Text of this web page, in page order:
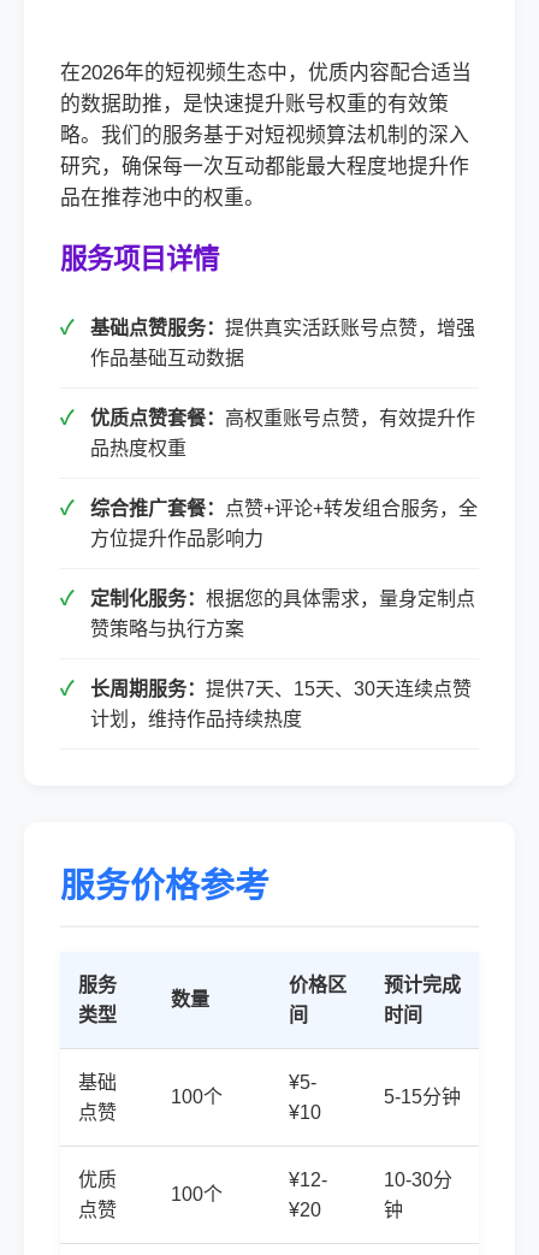
在2026年的短视频生态中，优质内容配合适当
的数据助推，是快速提升账号权重的有效策
略。我们的服务基于对短视频算法机制的深入
研究，确保每一次互动都能最大程度地提升作
品在推荐池中的权重。
服务项目详情
基础点赞服务： 提供真实活跃账号点赞，增强
作品基础互动数据
优质点赞套餐： 高权重账号点赞，有效提升作
品热度权重
综合推广套餐：
点赞+评论+转发组合服务，全
方位提升作品影响力
定制化服务： 根据您的具体需求，量身定制点
赞策略与执行方案
长周期服务： 提供7天、15天、30天连续点赞
计划，维持作品持续热度
服务价格参考
服务
类型
数量
价格区
间
预计完成
时间
基础
点赞
100个
¥5-
¥10
5-15分钟
优质
点赞
100个
¥12-
¥20
10-30分
钟